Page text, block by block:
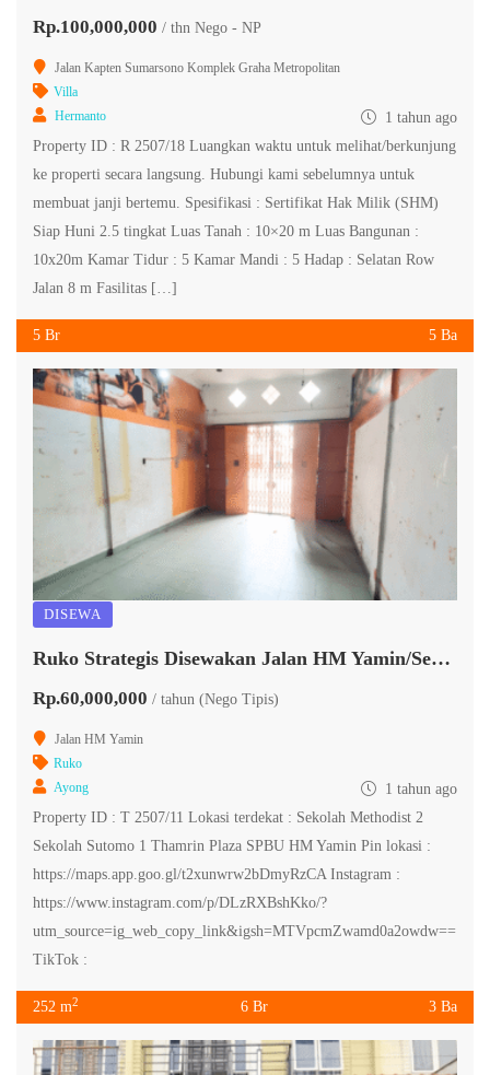
Rp.100,000,000 / thn Nego - NP
Jalan Kapten Sumarsono Komplek Graha Metropolitan
Villa
Hermanto
1 tahun ago
Property ID : R 2507/18 Luangkan waktu untuk melihat/berkunjung
ke properti secara langsung. Hubungi kami sebelumnya untuk
membuat janji bertemu. Spesifikasi : Sertifikat Hak Milik (SHM)
Siap Huni 2.5 tingkat Luas Tanah : 10×20 m Luas Bangunan :
10x20m Kamar Tidur : 5 Kamar Mandi : 5 Hadap : Selatan Row
Jalan 8 m Fasilitas […]
5 Br 5 Ba
DISEWA
Ruko Strategis Disewakan Jalan HM Yamin/Serdang
Rp.60,000,000 / tahun (Nego Tipis)
Jalan HM Yamin
Ruko
Ayong
1 tahun ago
Property ID : T 2507/11 Lokasi terdekat : Sekolah Methodist 2
Sekolah Sutomo 1 Thamrin Plaza SPBU HM Yamin Pin lokasi :
https://maps.app.goo.gl/t2xunwrw2bDmyRzCA Instagram :
https://www.instagram.com/p/DLzRXBshKko/?
utm_source=ig_web_copy_link&igsh=MTVpcmZwamd0a2owdw==
TikTok :
252 m2 6 Br 3 Ba